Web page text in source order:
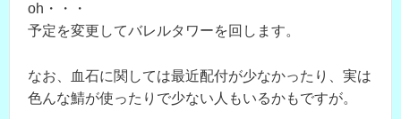
oh・・・
予定を変更してバレルタワーを回します。
なお、血石に関しては最近配付が少なかったり、実は
色んな鯖が使ったりで少ない人もいるかもですが。